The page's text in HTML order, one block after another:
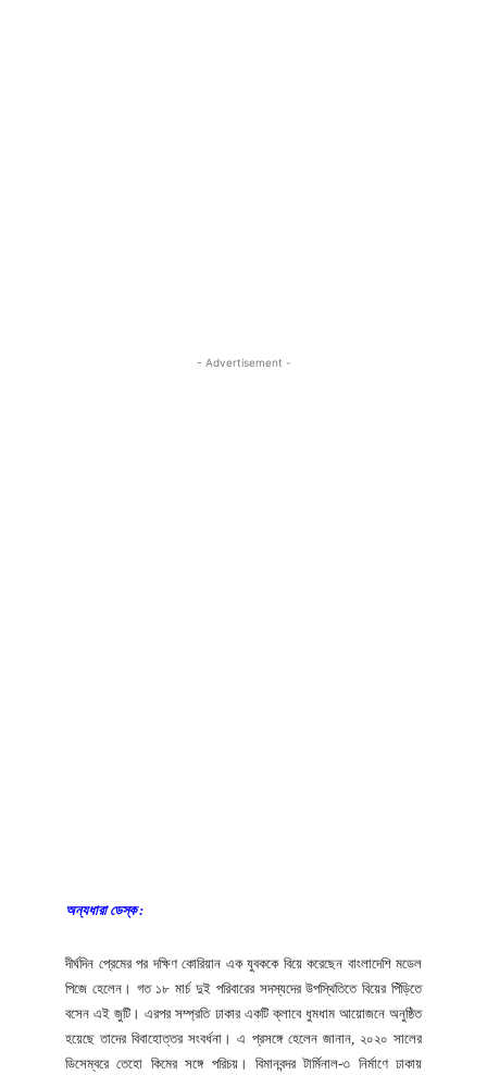
- Advertisement -
অন্যধারা ডেস্ক :
দীর্ঘদিন প্রেমের পর দক্ষিণ কোরিয়ান এক যুবককে বিয়ে করেছেন বাংলাদেশি মডেল
পিজে হেলেন। গত ১৮ মার্চ দুই পরিবারের সদস্যদের উপস্থিতিতে বিয়ের পিঁড়িতে
বসেন এই জুটি। এরপর সম্প্রতি ঢাকার একটি ক্লাবে ধুমধাম আয়োজনে অনুষ্ঠিত
হয়েছে তাদের বিবাহোত্তর সংবর্ধনা। এ প্রসঙ্গে হেলেন জানান, ২০২০ সালের
ডিসেম্বরে তেহো কিমের সঙ্গে পরিচয়। বিমানবন্দর টার্মিনাল-৩ নির্মাণে ঢাকায়